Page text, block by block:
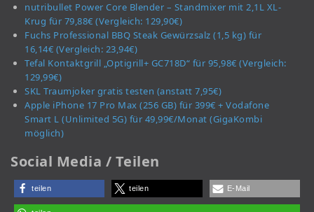
nutribullet Power Core Blender – Standmixer mit 2,1L XL-
Krug für 79,88€ (Vergleich: 129,90€)
Fuchs Professional BBQ Steak Gewürzsalz (1,5 kg) für
16,14€ (Vergleich: 23,94€)
Tefal Kontaktgrill „Optigrill+ GC718D“ für 95,98€ (Vergleich:
129,99€)
SKL Traumjoker gratis testen (anstatt 7,95€)
Apple iPhone 17 Pro Max (256 GB) für 399€ + Vodafone
Smart L (Unlimited 5G) für 49,99€/Monat (GigaKombi
möglich)
Social Media / Teilen
teilen teilen E-Mail